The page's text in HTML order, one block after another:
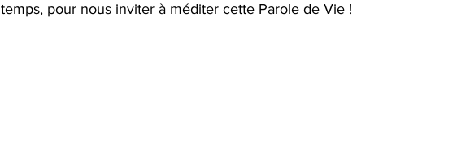
temps, pour nous inviter à méditer cette Parole de Vie !